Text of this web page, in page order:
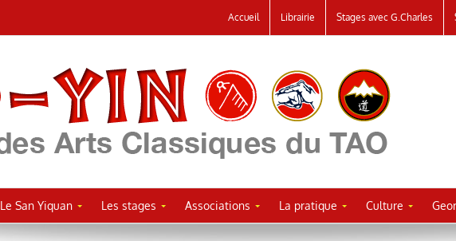
Accueil Librairie Stages avec G.Charles
Le San Yiquan Les stages Associations La pratique Culture